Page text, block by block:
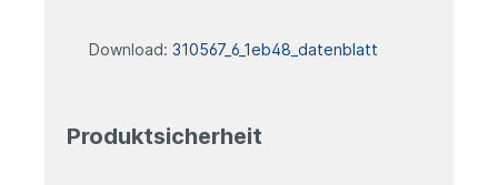
Download: 310567_6_1eb48_datenblatt
Produktsicherheit